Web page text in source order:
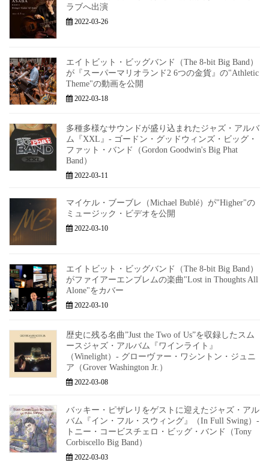
ラブへ出演
2022-03-26
エイトビット・ビッグバンド（The 8-bit Big Band）
が『スーパーマリオランド2 6つの金貨』の"Athletic
Theme"の動画を公開
2022-03-18
多種多様なサウンドが盛り込まれたジャズ・アルバ
ム『XXL』- ゴードン・グッドウィンズ・ビッグ・
ファット・バンド（Gordon Goodwin's Big Phat
Band）
2022-03-11
マイケル・ブーブレ（Michael Bublé）が"Higher"の
ミュージック・ビデオを公開
2022-03-10
エイトビット・ビッグバンド（The 8-bit Big Band）
がファイアーエンブレムの楽曲"Lost in Thoughts All
Alone"をカバー
2022-03-10
歴史に残る名曲”Just the Two of Us”を収録したスム
ースジャズ・アルバム『ワインライト』
（Winelight）- グローヴァー・ワシントン・ジュニ
ア（Grover Washington Jr.）
2022-03-08
バッキー・ピザレリをゲストに迎えたジャズ・アル
バム『イン・フル・スウィング』（In Full Swing）-
トニー・コービスチェロ・ビッグ・バンド（Tony
Corbiscello Big Band）
2022-03-03